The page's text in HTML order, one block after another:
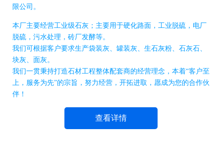
限公司。
本厂主要经营工业级石灰；主要用于硬化路面，工业脱硫，电厂
脱硫，污水处理，砖厂发酵等。
我们可根据客户要求生产袋装灰、罐装灰、生石灰粉、石灰石、
块灰、面灰。
我们一贯秉持打造石材工程整体配套商的经营理念，本着“客户至
上，服务为先”的宗旨，努力经营，开拓进取，愿成为您的合作伙
伴！
查看详情